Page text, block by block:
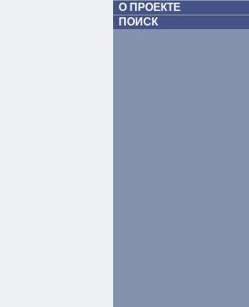
О ПРОЕКТЕ
ПОИСК